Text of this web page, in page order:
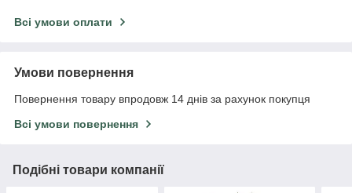
Всі умови оплати
Умови повернення
Повернення товару впродовж 14 днів за рахунок покупця
Всі умови повернення
Подібні товари компанії